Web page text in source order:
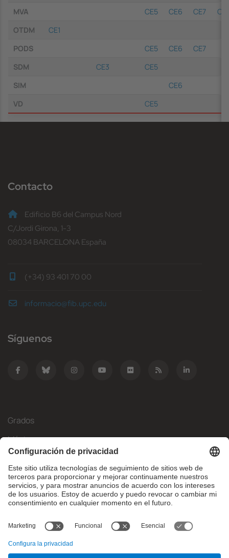
MVA
CE5 CE6 CE7
OTDM
CE1
PODS
CE5 CE6
CE7
SDM
CE3
CE5
SIM
CE6
VD
CE5
Contacto
Edificio B6 del Campus Nord
C/Jordi Girona, 1-3
08034 BARCELONA España
(+34) 93 401 70 00
informacio@fib.upc.edu
Síguenos
Grados
Másteres
Movilidad Internacional
Investigación
Empresa
¿Qué necesitas?